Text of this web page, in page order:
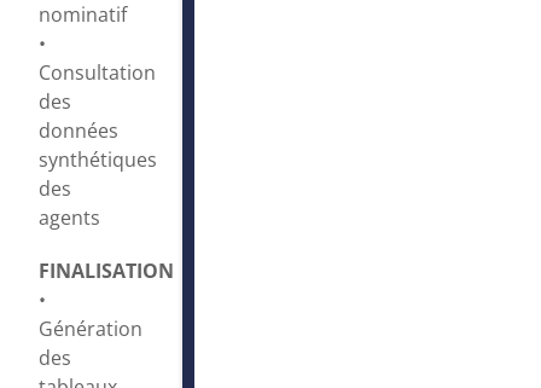
nominatif
•
Consultation
des
données
synthétiques
des
agents
FINALISATION
•
Génération
des